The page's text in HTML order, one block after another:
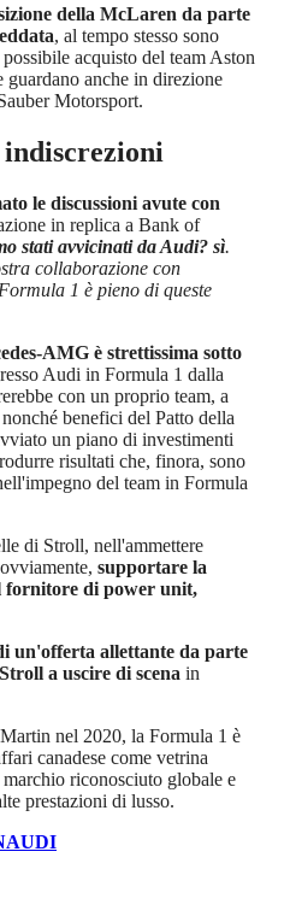
della McLaren da parte
, al tempo stesso sono
acquisto del team Aston
anche in direzione
Motorsport.
le discussioni avute con
in replica a Bank of
stati avvicinati da Audi? sì.
collaborazione con
1 è pieno di queste
AMG è strettissima sotto
Audi in Formula 1 dalla
con un proprio team, a
benefici del Patto della
un piano di investimenti
risultati che, finora, sono
del team in Formula
di Stroll, nell'ammettere
supportare la
fornitore di power unit,
un'offerta allettante da parte
a uscire di scena in
nel 2020, la Formula 1 è
canadese come vetrina
riconosciuto globale e
prestazioni di lusso.
AUDI